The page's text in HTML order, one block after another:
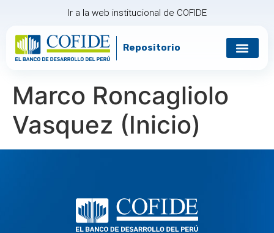
Ir a la web institucional de COFIDE
Repositorio
Marco Roncagliolo
Vasquez (Inicio)